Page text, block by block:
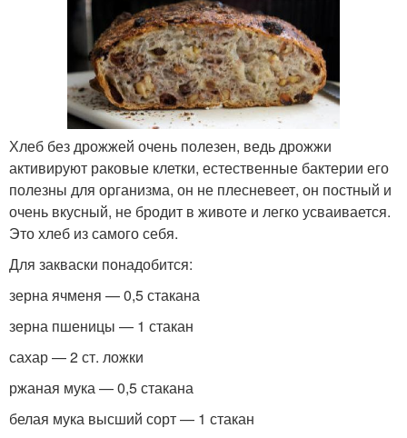
Хлеб без дрожжей очень полезен, ведь дрожжи
активируют раковые клетки, естественные бактерии его
полезны для организма, он не плесневеет, он постный и
очень вкусный, не бродит в животе и легко усваивается.
Это хлеб из самого себя.
Для закваски понадобится:
зерна ячменя — 0,5 стакана
зерна пшеницы — 1 стакан
сахар — 2 ст. ложки
ржаная мука — 0,5 стакана
белая мука высший сорт — 1 стакан